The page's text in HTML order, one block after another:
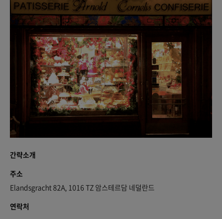
간략소개
주소
Elandsgracht 82A, 1016 TZ 암스테르담 네덜란드
연락처